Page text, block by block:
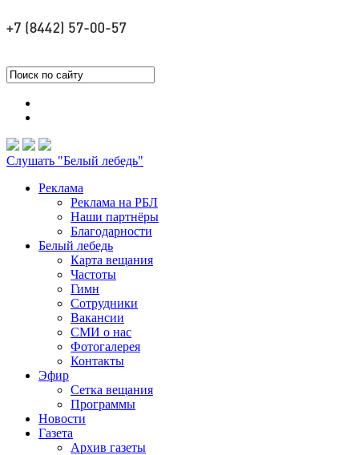
Слушать "Белый лебедь"
Реклама
Реклама на РБЛ
Наши партнёры
Благодарности
Белый лебедь
Карта вещания
Частоты
Гимн
Сотрудники
Вакансии
СМИ о нас
Фотогалерея
Контакты
Эфир
Сетка вещания
Программы
Новости
Газета
Архив газеты